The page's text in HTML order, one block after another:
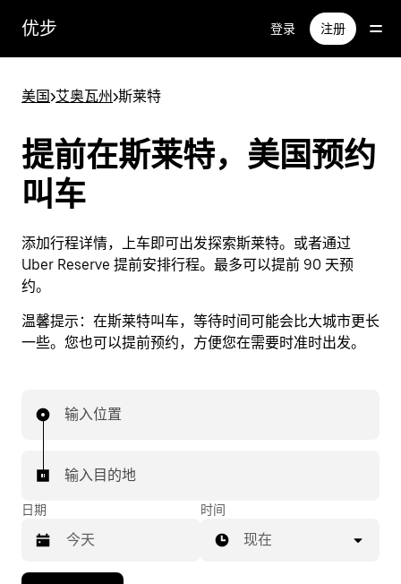
优步 登录 注册
美国>艾奥瓦州>斯莱特
提前在斯莱特，美国预约
叫车
添加行程详情，上车即可出发探索斯莱特。或者通过
Uber Reserve 提前安排行程。最多可以提前 90 天预
约。
温馨提示： 在斯莱特叫车，等待时间可能会比大城市更长
一些。您也可以提前预约，方便您在需要时准时出发。
输入位置
输入目的地
日期 时间
现在